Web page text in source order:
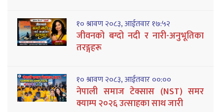
१० श्रावण २०८३, आईतवार १७:५२
जीवनको बग्दो नदी र नारी-अनुभूतिका
तरङ्गहरू
१० श्रावण २०८३, आईतवार ००:००
नेपाली समाज टेक्सास (NST) समर
क्याम्प २०२६ उत्साहका साथ जारी